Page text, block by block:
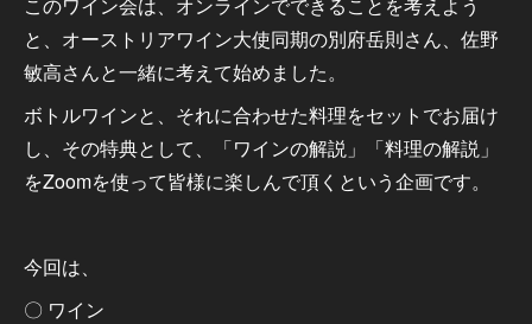
と、オーストリアワイン大使同期の別府岳則さん、佐野
敏高さんと一緒に考えて始めました。
ボトルワインと、それに合わせた料理をセットでお届け
し、その特典として、「ワインの解説」「料理の解説」
をZoomを使って皆様に楽しんで頂くという企画です。
今回は、
〇 ワイン